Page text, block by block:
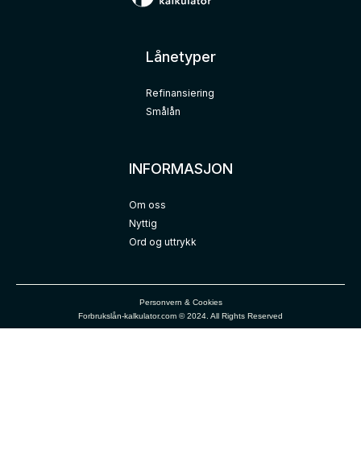
Lånetyper
Refinansiering
Smålån
INFORMASJON
Om oss
Nyttig
Ord og uttrykk
Forbrukslån-kalkulator.com © 2024. All Rights Reserved
Personvern & Cookies